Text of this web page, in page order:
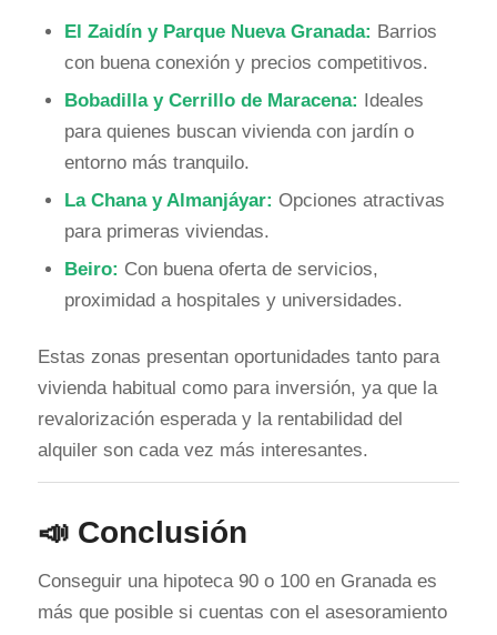
El Zaidín y Parque Nueva Granada: Barrios
con buena conexión y precios competitivos.
Bobadilla y Cerrillo de Maracena: Ideales
para quienes buscan vivienda con jardín o
entorno más tranquilo.
La Chana y Almanjáyar: Opciones atractivas
para primeras viviendas.
Beiro: Con buena oferta de servicios,
proximidad a hospitales y universidades.
Estas zonas presentan oportunidades tanto para
vivienda habitual como para inversión, ya que la
revalorización esperada y la rentabilidad del
alquiler son cada vez más interesantes.
📣 Conclusión
Conseguir una hipoteca 90 o 100 en Granada es
más que posible si cuentas con el asesoramiento